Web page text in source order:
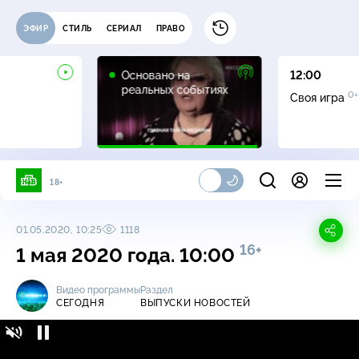
ЭФИР СТИЛЬ СЕРИАЛ ПРАВО
Основано на
реальных событиях
16+
12:00
Своя игра 0+
18+
01.05.2020, 10:25 1118
1 мая 2020 года. 10:00 16+
Видео программы
СЕГОДНЯ
Раздел
ВЫПУСКИ НОВОСТЕЙ